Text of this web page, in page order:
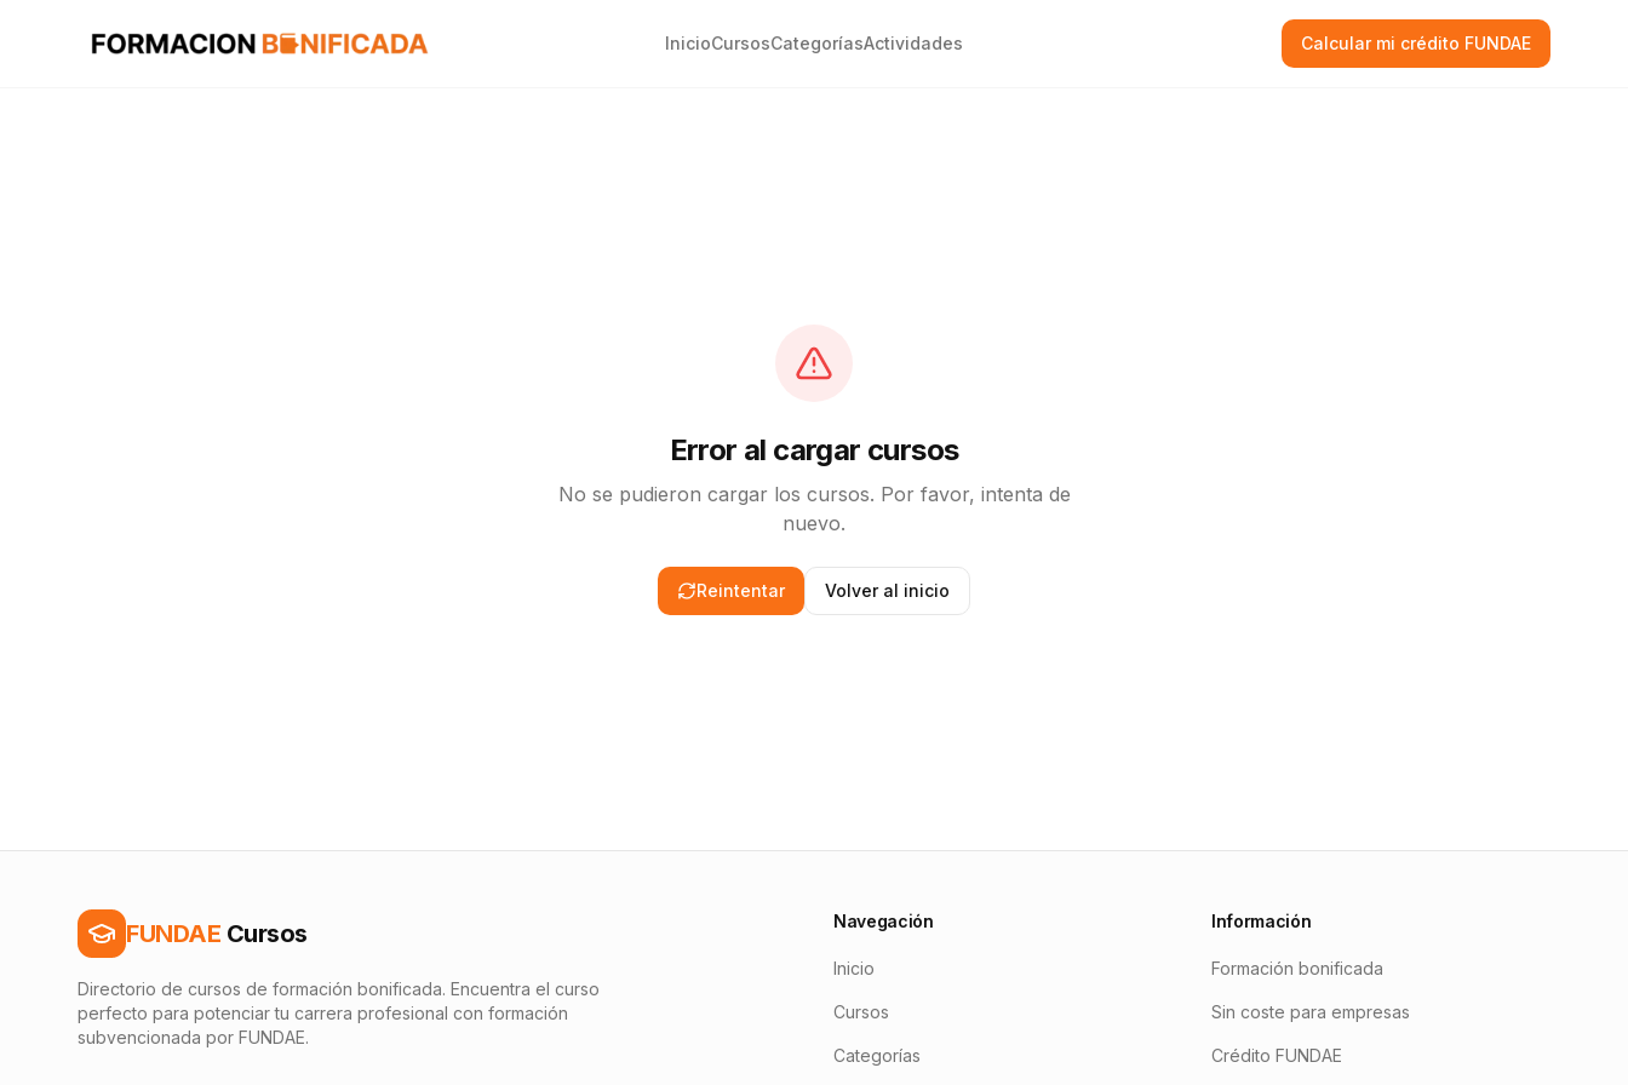
InicioCursosCategoríasActividades Calcular mi crédito FUNDAE
Error al cargar cursos
No se pudieron cargar los cursos. Por favor, intenta de
nuevo.
Reintentar Volver al inicio
FUNDAE Cursos
Directorio de cursos de formación bonificada. Encuentra el curso
perfecto para potenciar tu carrera profesional con formación
subvencionada por FUNDAE.
Navegación
Inicio
Cursos
Categorías
Información
Formación bonificada
Sin coste para empresas
Crédito FUNDAE